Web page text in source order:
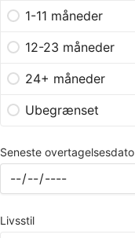
1-11 måneder
12-23 måneder
24+ måneder
Ubegrænset
Seneste overtagelsesdato
Livsstil